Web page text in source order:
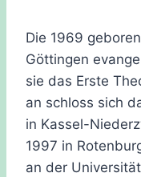
Die 1969
Göttingen
sie das Erste
an schloss sich
in Kassel-
1997 in
an der